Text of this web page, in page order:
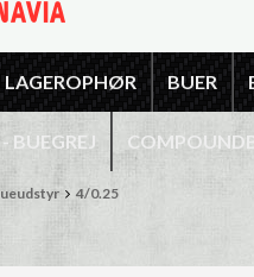
LAGEROPHØR BUER
BUEGREJ
4/0.25